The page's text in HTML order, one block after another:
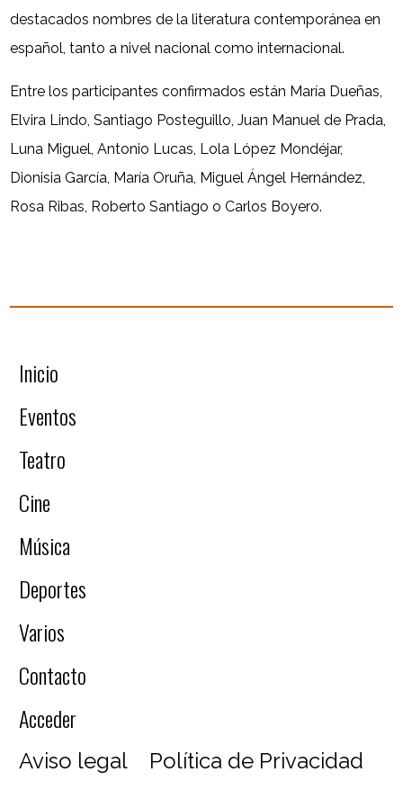
destacados nombres de la literatura contemporánea en
español, tanto a nivel nacional como internacional.
Entre los participantes confirmados están María Dueñas,
Elvira Lindo, Santiago Posteguillo, Juan Manuel de Prada,
Luna Miguel, Antonio Lucas, Lola López Mondéjar,
Dionisia García, María Oruña, Miguel Ángel Hernández,
Rosa Ribas, Roberto Santiago o Carlos Boyero.
Inicio
Eventos
Teatro
Cine
Música
Deportes
Varios
Contacto
Acceder
Aviso legal
Política de Privacidad